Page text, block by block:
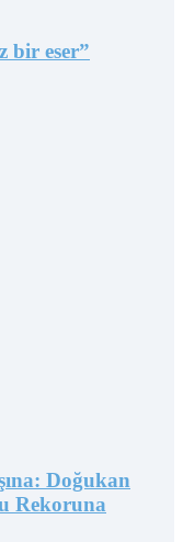
bir eser”
Doğukan
Rekoruna